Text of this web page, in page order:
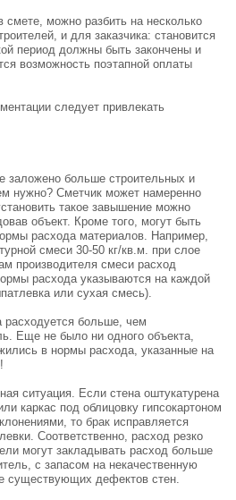
можно разбить на несколько
и для заказчика: становится
период должны быть закончены и
возможность поэтапной оплаты
следует привлекать
заложено больше строительных и
нужно? Сметчик может намеренно
такое завышение можно
объект. Кроме того, могут быть
расхода материалов. Например,
смеси 30-50 кг/кв.м. при слое
производителя смеси расход
расхода указываются на каждой
или сухая смесь).
расходуется больше, чем
Еще не было ни одного объекта,
в нормы расхода, указанные на
ситуация. Если стена оштукатурена
каркас под облицовку гипсокартоном
то брак исправляется
Соответственно, расход резко
могут закладывать расход больше
с запасом на некачественную
существующих дефектов стен.